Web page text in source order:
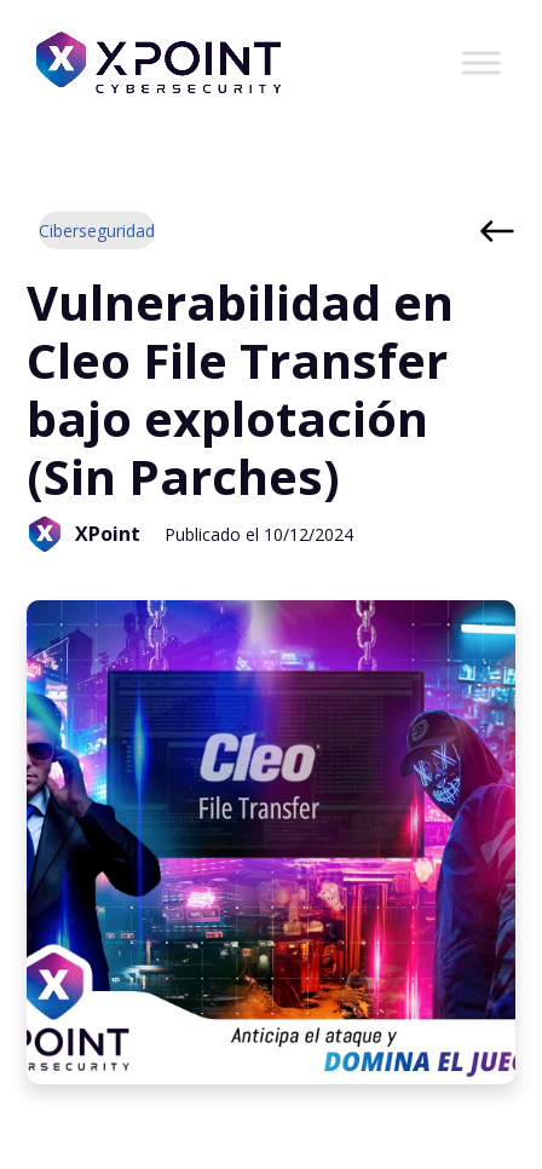
Ciberseguridad
Vulnerabilidad en
Cleo File Transfer
bajo explotación
(Sin Parches)
XPoint Publicado el 10/12/2024